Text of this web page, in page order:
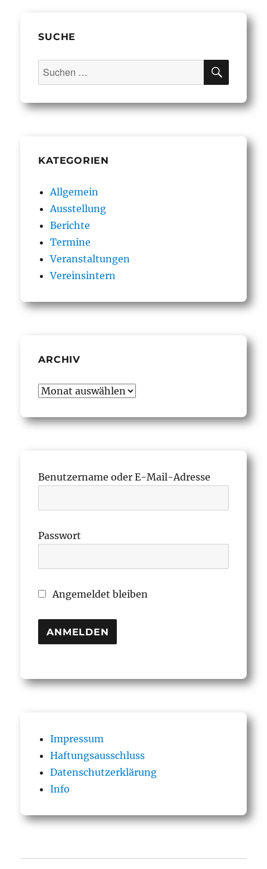
SUCHE
Suchen
nach:
KATEGORIEN
Allgemein
Ausstellung
Berichte
Termine
Veranstaltungen
Vereinsintern
ARCHIV
Archiv
Benutzername oder E-Mail-Adresse
Passwort
Angemeldet bleiben
Impressum
Haftungsausschluss
Datenschutzerklärung
Info